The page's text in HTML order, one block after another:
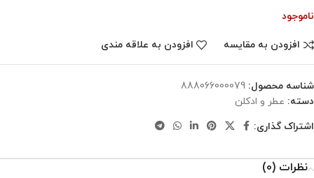
ناموجود
افزودن به مقایسه افزودن به علاقه مندی
شناسه محصول: 888066000079
دسته: عطر و ادکلن
اشتراک گذاری:
نظرات (0)